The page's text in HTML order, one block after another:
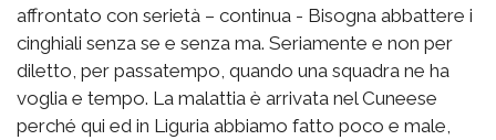
affrontato con serietà – continua - Bisogna abbattere i
cinghiali senza se e senza ma. Seriamente e non per
diletto, per passatempo, quando una squadra ne ha
voglia e tempo. La malattia è arrivata nel Cuneese
perché qui ed in Liguria abbiamo fatto poco e male,